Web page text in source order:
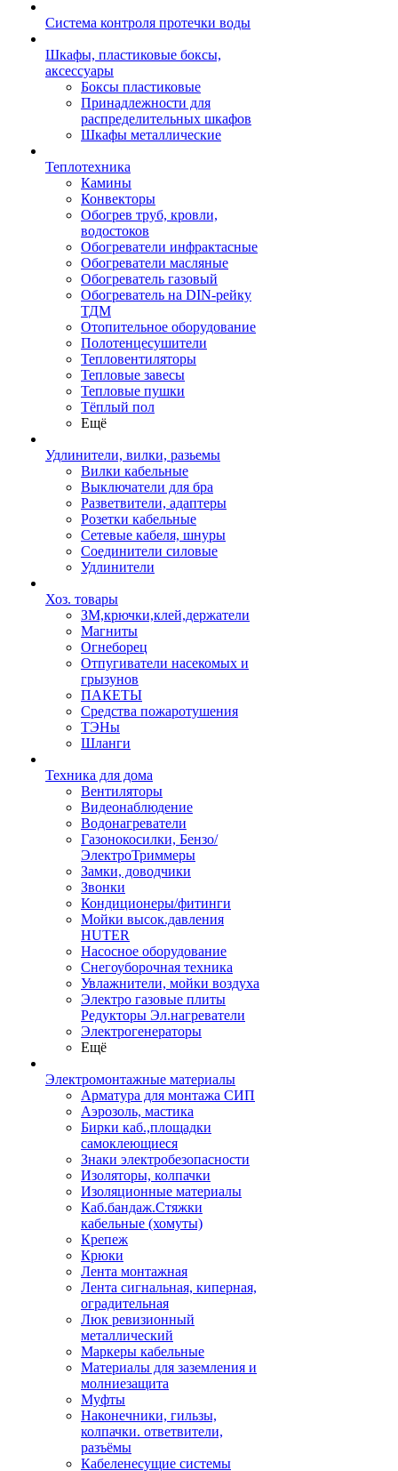
Система контроля протечки воды
Шкафы, пластиковые боксы,
аксессуары
Боксы пластиковые
Принадлежности для
распределительных шкафов
Шкафы металлические
Теплотехника
Камины
Конвекторы
Обогрев труб, кровли,
водостоков
Обогреватели инфрактасные
Обогреватели масляные
Обогреватель газовый
Обогреватель на DIN-рейку
ТДМ
Отопительное оборудование
Полотенцесушители
Тепловентиляторы
Тепловые завесы
Тепловые пушки
Тёплый пол
Ещё
Удлинители, вилки, разьемы
Вилки кабельные
Выключатели для бра
Разветвители, адаптеры
Розетки кабельные
Сетевые кабеля, шнуры
Соединители силовые
Удлинители
Хоз. товары
ЗМ,крючки,клей,держатели
Магниты
Огнеборец
Отпугиватели насекомых и
грызунов
ПАКЕТЫ
Средства пожаротушения
ТЭНы
Шланги
Техника для дома
Вентиляторы
Видеонаблюдение
Водонагреватели
Газонокосилки, Бензо/
ЭлектроТриммеры
Замки, доводчики
Звонки
Кондиционеры/фитинги
Мойки высок.давления
HUTER
Насосное оборудование
Снегоуборочная техника
Увлажнители, мойки воздуха
Электро газовые плиты
Редукторы Эл.нагреватели
Электрогенераторы
Ещё
Электромонтажные материалы
Арматура для монтажа СИП
Аэрозоль, мастика
Бирки каб.,площадки
самоклеющиеся
Знаки электробезопасности
Изоляторы, колпачки
Изоляционные материалы
Каб.бандаж.Стяжки
кабельные (хомуты)
Крепеж
Крюки
Лента монтажная
Лента сигнальная, киперная,
оградительная
Люк ревизионный
металлический
Маркеры кабельные
Материалы для заземления и
молниезащита
Муфты
Наконечники, гильзы,
колпачки. ответвители,
разъёмы
Кабеленесущие системы